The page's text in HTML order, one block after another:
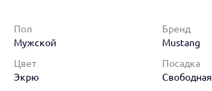
Пол
Мужской
Бренд
Mustang
Цвет
Экрю
Посадка
Свободная